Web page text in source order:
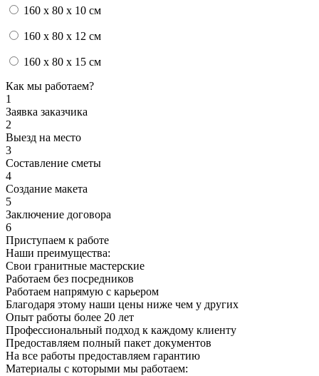
160 x 80 x 10 см
160 x 80 x 12 см
160 x 80 x 15 см
Как мы работаем?
1
Заявка заказчика
2
Выезд на место
3
Составление сметы
4
Создание макета
5
Заключение договора
6
Приступаем к работе
Наши преимущества:
Свои гранитные мастерские
Работаем без посредников
Работаем напрямую с карьером
Благодаря этому наши цены ниже чем у других
Опыт работы более 20 лет
Профессиональный подход к каждому клиенту
Предоставляем полный пакет документов
На все работы предоставляем гарантию
Материалы с которыми мы работаем: